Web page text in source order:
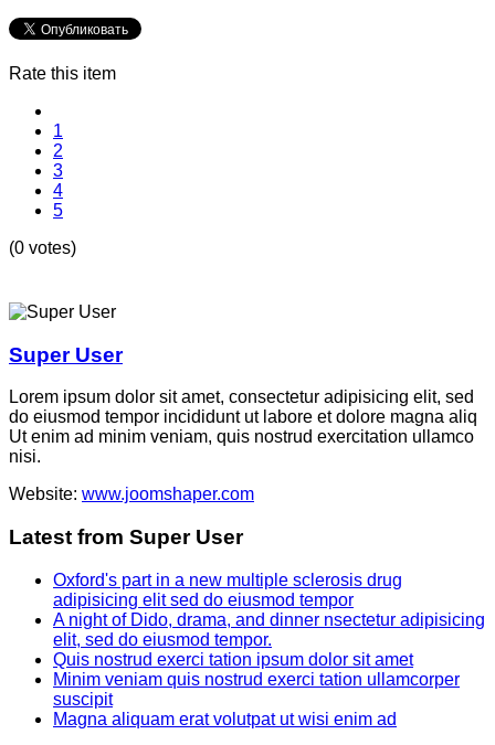
Rate this item
1
2
3
4
5
(0 votes)
Super User
Lorem ipsum dolor sit amet, consectetur adipisicing elit, sed
do eiusmod tempor incididunt ut labore et dolore magna aliq
Ut enim ad minim veniam, quis nostrud exercitation ullamco
nisi.
Website: www.joomshaper.com
Latest from Super User
Oxford's part in a new multiple sclerosis drug
adipisicing elit sed do eiusmod tempor
A night of Dido, drama, and dinner nsectetur adipisicing
elit, sed do eiusmod tempor.
Quis nostrud exerci tation ipsum dolor sit amet
Minim veniam quis nostrud exerci tation ullamcorper
suscipit
Magna aliquam erat volutpat ut wisi enim ad